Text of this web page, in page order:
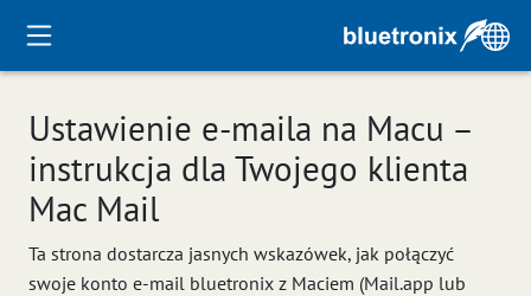
Ustawienie e-maila na Macu –
instrukcja dla Twojego klienta
Mac Mail
Ta strona dostarcza jasnych wskazówek, jak połączyć
swoje konto e-mail bluetronix z Maciem (Mail.app lub